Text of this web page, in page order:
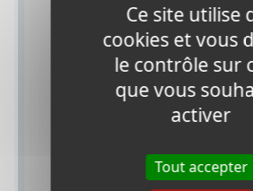
Vous pouvezfaire une
Certaines idées le sont :
Révisez/relectez ce que
appris en classe.
Ce site utilise
cookies et vous
le contrôle sur
que vous
activer
Tout accepter